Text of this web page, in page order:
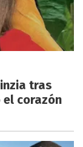
tras
el corazón